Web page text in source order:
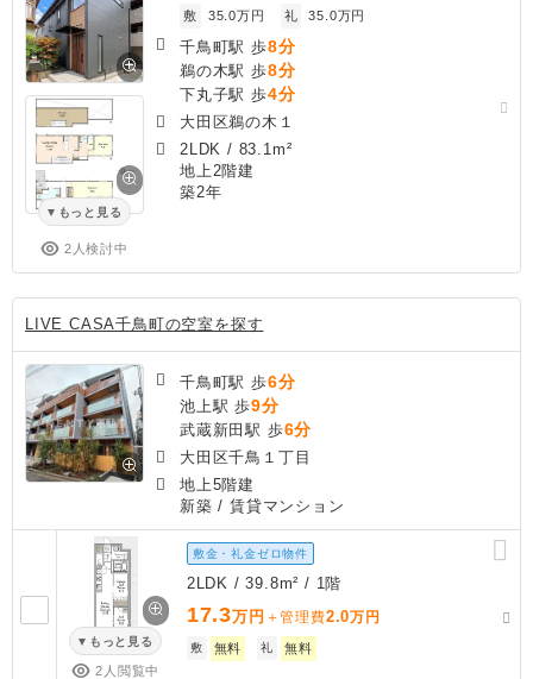
もっと見る
2人検討中
敷
35.0万円 礼 35.0万円
千鳥町駅 歩8分
鵜の木駅 歩8分
下丸子駅 歩4分
大田区鵜の木１
2LDK / 83.1m²
地上2階建
築2年
LIVE CASA千鳥町の空室を探す
千鳥町駅 歩6分
池上駅 歩9分
武蔵新田駅 歩6分
大田区千鳥１丁目
地上5階建
新築 / 賃貸マンション
もっと見る
2人閲覧中
敷金・礼金ゼロ物件
2LDK / 39.8m² / 1階
17.3万円 ＋管理費2.0万円
敷 無料 礼 無料